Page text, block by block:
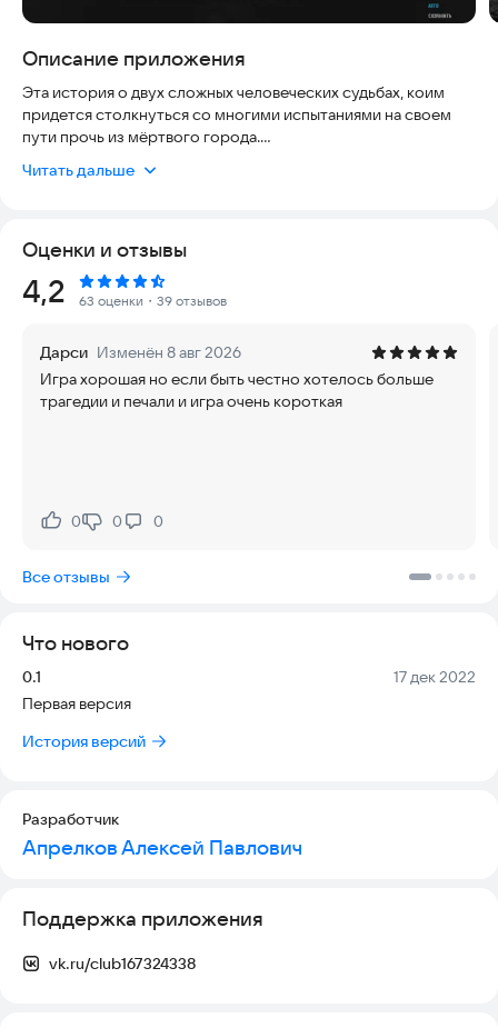
Описание приложения
Эта история о двух сложных человеческих судьбах, коим
придется столкнуться со многими испытаниями на своем
пути прочь из мёртвого города.
Главные герои — Элла и Ди, эти двое прошли вместе через
обречён. Тем не менее город всё ещё хранит в себе тайну,
которую до сих пор никто не смог разгадать.
...Возможно ли выбраться из Омска?
Читать дальше
Оценки и отзывы
Рейтинг:
4,2 63 оценки ・39 отзывов
Дарси Изменён 8 авг 2026
Игра хорошая но если быть честно хотелось больше
трагедии и печали и игра очень короткая
Нравится:
0Не нравится:
0 0
Все отзывы
Что нового
Версия:
0.1 Дата:
17 дек 2022
Первая версия
История версий
Разработчик
Апрелков Алексей Павлович
Поддержка приложения
vk.ru/club167324338